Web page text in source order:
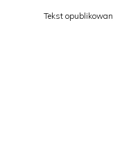
Tekst